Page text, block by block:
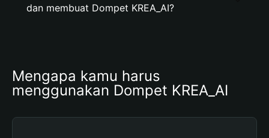
dan membuat Dompet KREA_AI?
Mengapa kamu harus
menggunakan Dompet KREA_AI